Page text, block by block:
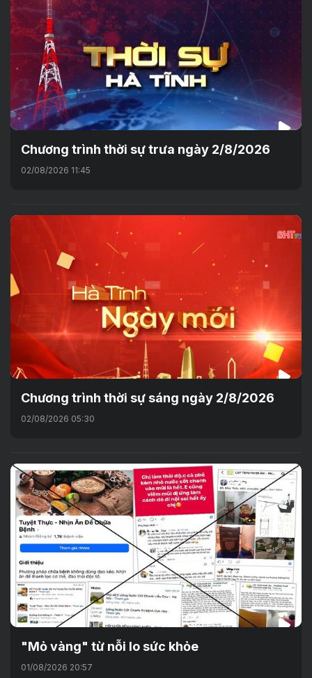
Chương trình thời sự trưa ngày 2/8/2026
02/08/2026 11:45
Chương trình thời sự sáng ngày 2/8/2026
02/08/2026 05:30
"Mỏ vàng" từ nỗi lo sức khỏe
01/08/2026 20:57